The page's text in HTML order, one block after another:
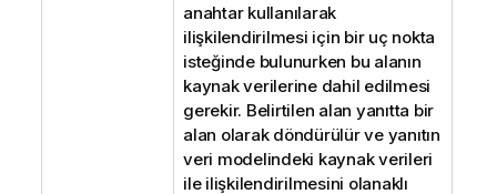
anahtar kullanılarak
ilişkilendirilmesi için bir uç nokta
isteğinde bulunurken bu alanın
kaynak verilerine dahil edilmesi
gerekir. Belirtilen alan yanıtta bir
alan olarak döndürülür ve yanıtın
veri modelindeki kaynak verileri
ile ilişkilendirilmesini olanaklı